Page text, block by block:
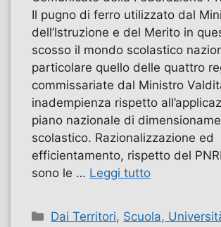
Il pugno di ferro utilizzato dal
dell’Istruzione e del Merito in
scosso il mondo scolastico
particolare quello delle quattro
commissariate dal Ministro
inadempienza rispetto
piano nazionale di
scolastico. Razionalizzazione ed
efficientamento, rispetto del
sono le … Leggi tutto
Categorie
Dai Territori, Scuola,